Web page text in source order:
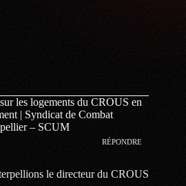
les logements du CROUS en
| Syndicat de Combat
– SCUM
RÉPONDRE
le directeur du CROUS